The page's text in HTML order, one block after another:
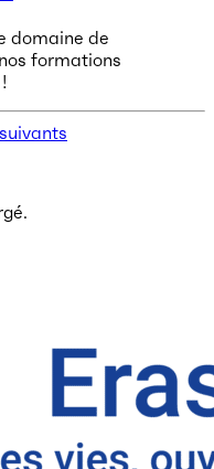
domaine de
formations